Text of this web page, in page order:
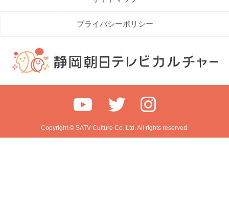
プライバシーポリシー
Copyright © SATV Culture Co. Ltd. All rights reserved.